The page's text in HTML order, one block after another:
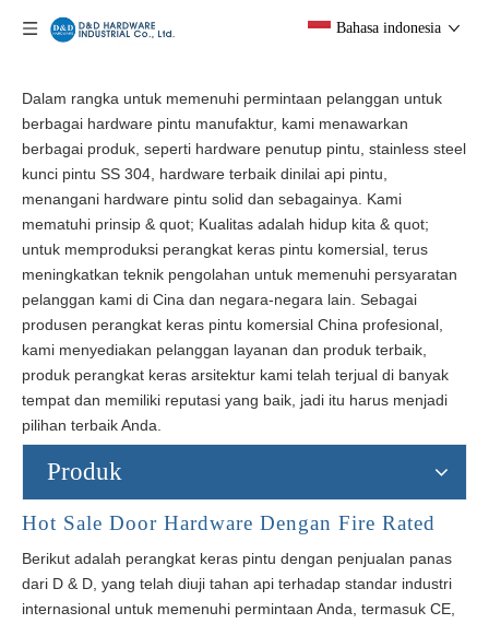
Bahasa indonesia
Dalam rangka untuk memenuhi permintaan pelanggan untuk
berbagai hardware pintu manufaktur, kami menawarkan
berbagai produk, seperti hardware penutup pintu, stainless steel
kunci pintu SS 304, hardware terbaik dinilai api pintu,
menangani hardware pintu solid dan sebagainya. Kami
mematuhi prinsip & quot; Kualitas adalah hidup kita & quot;
untuk memproduksi perangkat keras pintu komersial, terus
meningkatkan teknik pengolahan untuk memenuhi persyaratan
pelanggan kami di Cina dan negara-negara lain. Sebagai
produsen perangkat keras pintu komersial China profesional,
kami menyediakan pelanggan layanan dan produk terbaik,
produk perangkat keras arsitektur kami telah terjual di banyak
tempat dan memiliki reputasi yang baik, jadi itu harus menjadi
pilihan terbaik Anda.
Produk
Hot Sale Door Hardware Dengan Fire Rated
Berikut adalah perangkat keras pintu dengan penjualan panas
dari D & D, yang telah diuji tahan api terhadap standar industri
internasional untuk memenuhi permintaan Anda, termasuk CE,